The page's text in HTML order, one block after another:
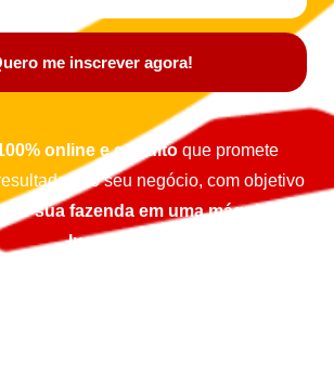
me inscrever agora!
online e gratuito que promete
do seu negócio, com objetivo
sua fazenda em uma máquina de
lucro.